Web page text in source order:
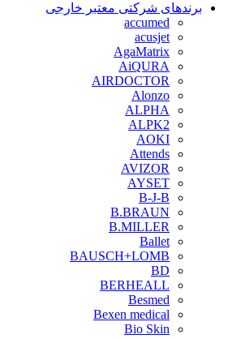
برندهای شرکتی معتبر خارجی
accumed
acusjet
AgaMatrix
AiQURA
AIRDOCTOR
Alonzo
ALPHA
ALPK2
AOKI
Attends
AVIZOR
AYSET
B-J-B
B.BRAUN
B.MILLER
Ballet
BAUSCH+LOMB
BD
BERHEALL
Besmed
Bexen medical
Bio Skin